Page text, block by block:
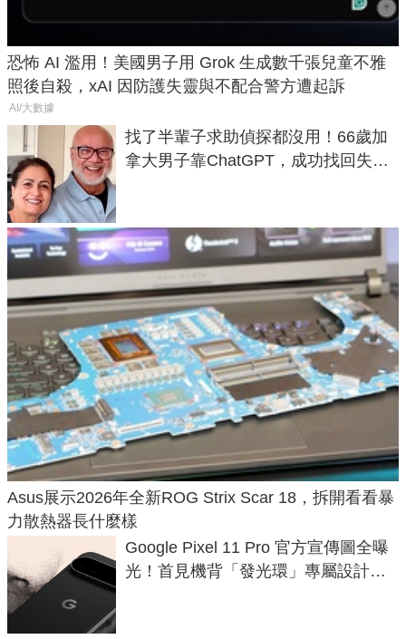
恐怖 AI 濫用！美國男子用 Grok 生成數千張兒童不雅
照後自殺，xAI 因防護失靈與不配合警方遭起訴
AI/大數據
找了半輩子求助偵探都沒用！66歲加
拿大男子靠ChatGPT，成功找回失散
Asus展示2026年全新ROG Strix Scar 18，拆開看看暴
力散熱器長什麼樣
Google Pixel 11 Pro 官方宣傳圖全曝
光！首見機背「發光環」專屬設計、